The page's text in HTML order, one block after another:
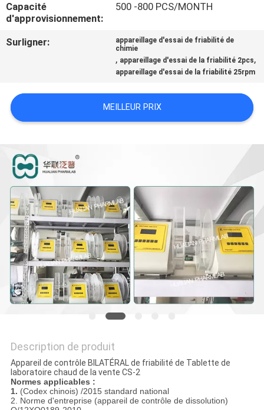
NOUVELLES
CITATION
DU
SITE
PRIVACY
POLICY
Capacité
d'approvisionnement:
500 -800 PCS/MONTH
Surligner:
appareillage d'essai de friabilité de
chimie
, appareillage d'essai de la friabilité 2pcs,
appareillage d'essai de la friabilité 25rpm
MEILLEUR PRIX
Description de produit
Appareil de contrôle BILATÉRAL de friabilité de Tablette de
laboratoire chaud de la vente CS-2
Normes applicables :
1. (Codex chinois) /2015 standard national
2. Norme d'entreprise (appareil de contrôle de dissolution)